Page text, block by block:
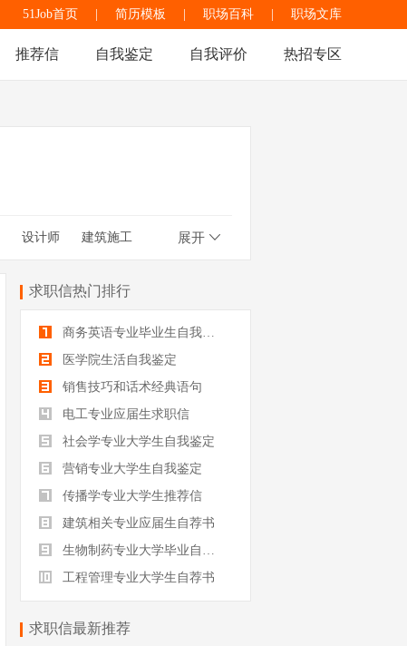
51Job首页 简历模板 职场百科 职场文库
推荐信 自我鉴定 自我评价 热招专区
设计师 建筑施工 展开
求职信热门排行
商务英语专业毕业生自我鉴定
医学院生活自我鉴定
销售技巧和话术经典语句
电工专业应届生求职信
社会学专业大学生自我鉴定
营销专业大学生自我鉴定
传播学专业大学生推荐信
建筑相关专业应届生自荐书
生物制药专业大学毕业自我评价
工程管理专业大学生自荐书
求职信最新推荐